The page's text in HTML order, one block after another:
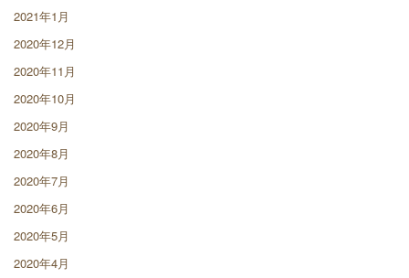
2021年1月
2020年12月
2020年11月
2020年10月
2020年9月
2020年8月
2020年7月
2020年6月
2020年5月
2020年4月